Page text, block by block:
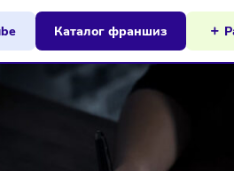
Youtube Каталог франшиз